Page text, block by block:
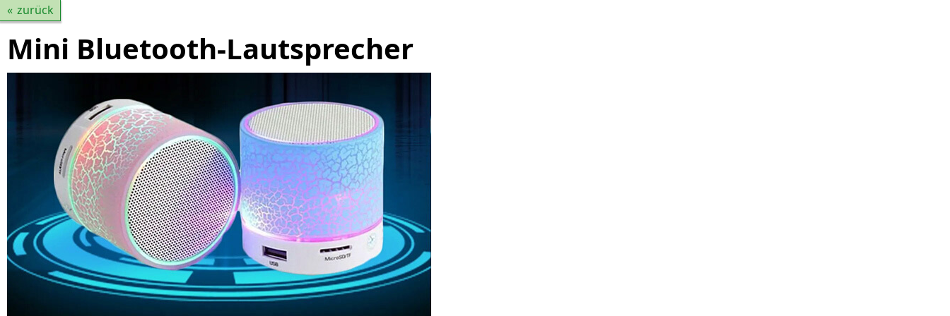
Mini Bluetooth-Lautsprecher
zurück